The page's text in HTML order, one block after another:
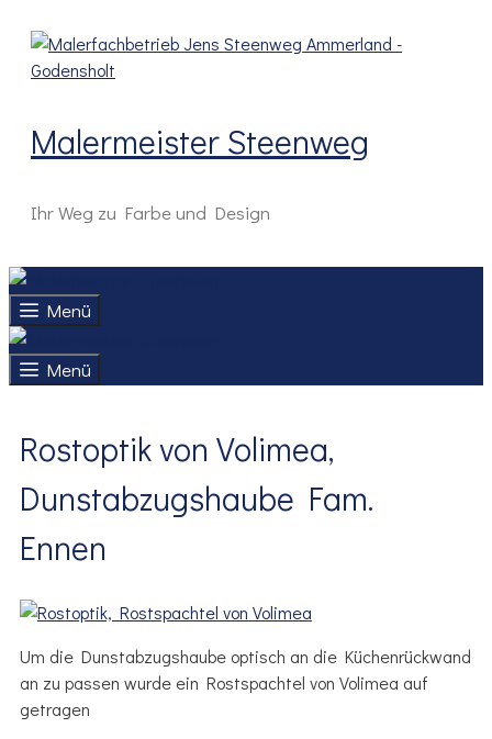
Inhalt
springen
Malermeister Steenweg
Ihr Weg zu Farbe und Design
Menü
Menü
Rostoptik von Volimea,
Dunstabzugshaube Fam.
Ennen
Um die Dunstabzugshaube optisch an die Küchenrückwand
an zu passen wurde ein Rostspachtel von Volimea auf
getragen